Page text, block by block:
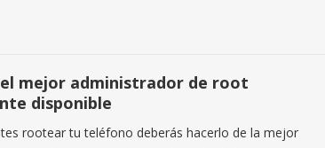
el mejor administrador de root
disponible
rootear tu teléfono deberás hacerlo de la mejor